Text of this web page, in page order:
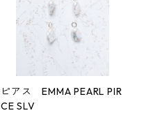
ピアス EMMA PEARL PIR
CE SLV